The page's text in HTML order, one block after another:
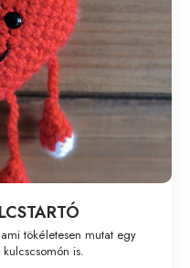
tökéletesen mutat egy
is.